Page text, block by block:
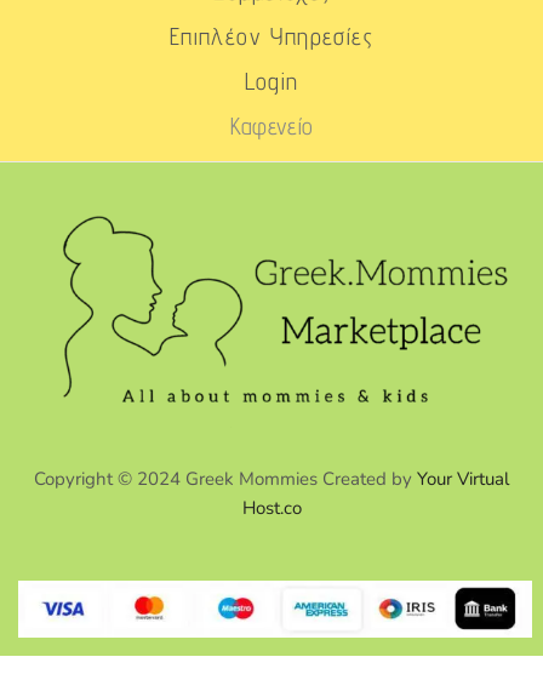
Επιπλέον Υπηρεσίες
Login
Καφενείο
Copyright © 2024 Greek Mommies Created by Your Virtual
Host.co